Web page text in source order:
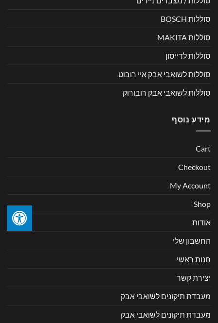
סוללות BOSCH
סוללות MAKITA
סוללות לדייסון
סוללות לשואבי אבק איי רובוט
סוללות לשואבי אבק רובורוק
מידע נוסף
Cart
Checkout
My Account
Shop
אודות
החשבון שלי
חנות ראשי
יצירת קשר
מעבדת תיקונים לשואבי אבק
מעבדת תיקונים לשואבי אבק